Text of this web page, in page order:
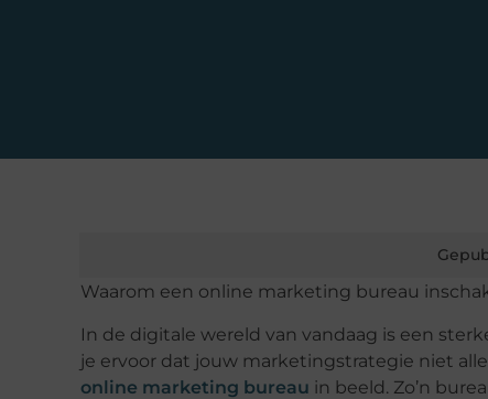
Waarom een online marketing bureau
In de digitale wereld van vandaag is een
je ervoor dat jouw marketingstrategie niet
online marketing bureau in beeld. Zo’n